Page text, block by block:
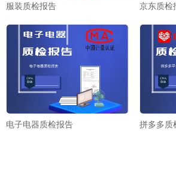
服装质检报告 京东质检
电子电器质检报告 拼多多质